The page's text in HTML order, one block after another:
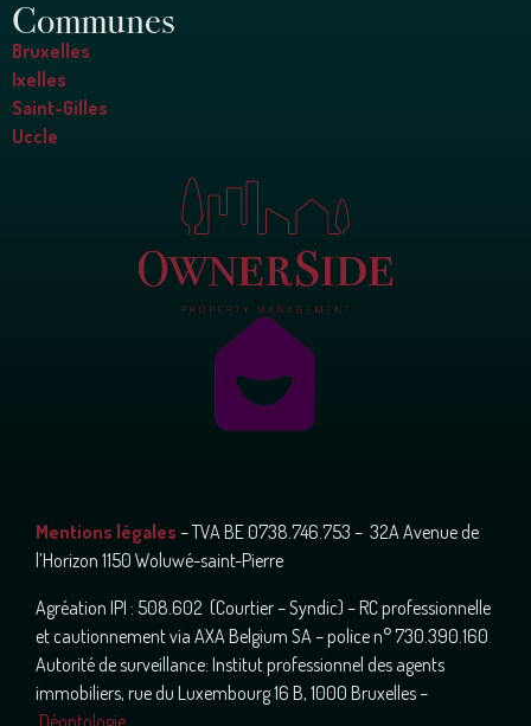
Communes
Bruxelles
Ixelles
Saint-Gilles
Mentions légales– TVA BE 0738.746.753 – 32A Avenue de
Agréation IPI : 508.602 (Courtier – Syndic) – RC professionnelle
et cautionnement via AXA Belgium SA – police n° 730.390.160
Autorité de surveillance: Institut professionnel des agents
immobiliers, rue du Luxembourg 16 B, 1000 Bruxelles –